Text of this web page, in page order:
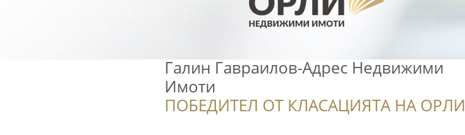
Галин Гавраилов-Адрес Недвижими
Имоти
ПОБЕДИТЕЛ ОТ КЛАСАЦИЯТА НА ОРЛИ